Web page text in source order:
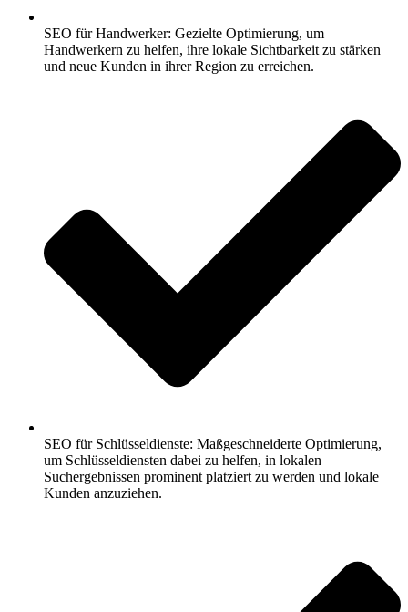
SEO für Handwerker: Gezielte Optimierung, um
Handwerkern zu helfen, ihre lokale Sichtbarkeit zu stärken
und neue Kunden in ihrer Region zu erreichen.
SEO für Schlüsseldienste: Maßgeschneiderte Optimierung,
um Schlüsseldiensten dabei zu helfen, in lokalen
Suchergebnissen prominent platziert zu werden und lokale
Kunden anzuziehen.